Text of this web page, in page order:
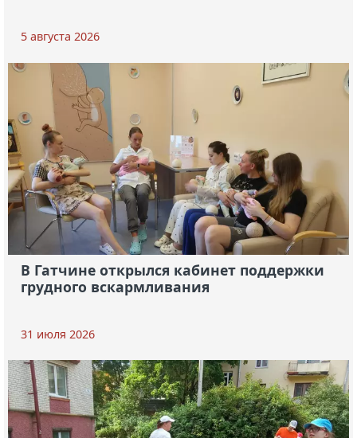
5 августа 2026
В Гатчине открылся кабинет поддержки
грудного вскармливания
31 июля 2026